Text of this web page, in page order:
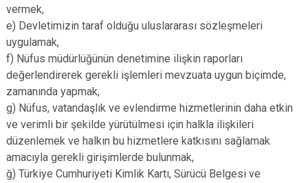
vermek,
e) Devletimizin taraf olduğu uluslararası sözleşmeleri
uygulamak,
f) Nüfus müdürlüğünün denetimine ilişkin raporları
değerlendirerek gerekli işlemleri mevzuata uygun biçimde,
zamanında yapmak,
g) Nüfus, vatandaşlık ve evlendirme hizmetlerinin daha etkin
ve verimli bir şekilde yürütülmesi için halkla ilişkileri
düzenlemek ve halkın bu hizmetlere katkısını sağlamak
amacıyla gerekli girişimlerde bulunmak,
ğ) Türkiye Cumhuriyeti Kimlik Kartı, Sürücü Belgesi ve